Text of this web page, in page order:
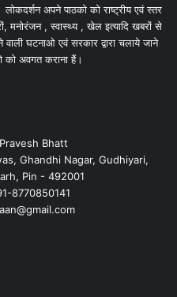
लोकदर्शन अपने पाठको को राष्ट्रीय एवं स्तर
मनोरंजन , स्वास्थ्य , खेल इत्यादि खबरों से
घटनाओ एवं सरकार द्वारा चलाये जाने
को अवगत कराना हैं।
Pravesh Bhatt
Ghandhi Nagar, Gudhiyari,
Pin - 492001
8770850141